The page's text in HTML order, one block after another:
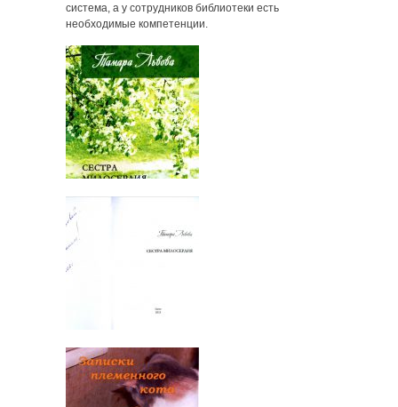
система, а у сотрудников библиотеки есть
необходимые компетенции.